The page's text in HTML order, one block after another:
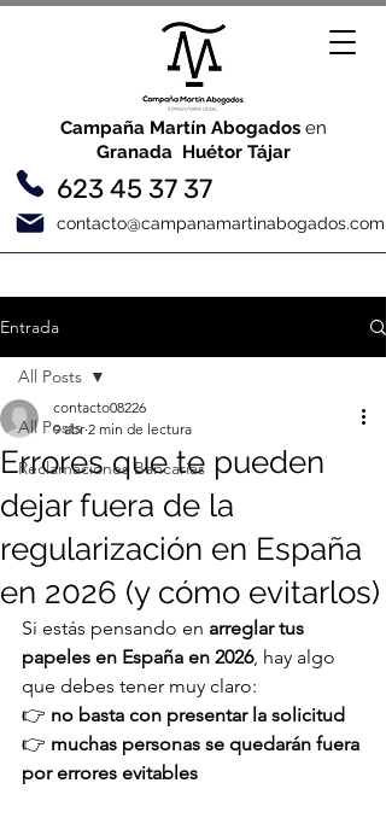
Campaña Martín Abogadosen
Granada Huétor Tájar
623 45 37 37
contacto@campanamartinabogados.com
Entrada
All Posts
Reclamaciones Bancarias
All Posts
Errores que te pueden
dejar fuera de la
regularización en España
en 2026 (y cómo evitarlos)
contacto08226
9 abr 2 min de lectura
Si estás pensando en arreglar tus
papeles en España en 2026, hay algo
que debes tener muy claro:
👉 no basta con presentar la solicitud
👉 muchas personas se quedarán fuera
por errores evitables